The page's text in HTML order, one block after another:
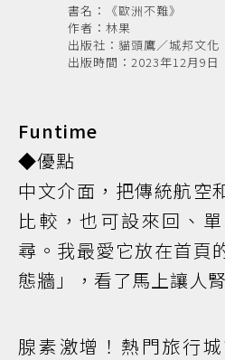
書名：《歐洲不難》
作者：林果
出版社：貓頭鷹／城邦文化
出版時間：2023年12月9日
Funtime
◆優點
中文介面，把傳統航空
比較，也可設來回、
尋。我最愛它放在首頁
態牆」，看了馬上讓人
腺素激增！熱門旅行